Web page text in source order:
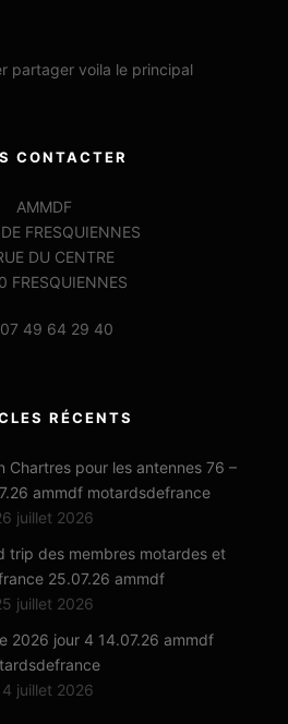
partager voila le principal
CONTACTER
AMMDF
FRESQUIENNES
DU CENTRE
FRESQUIENNES
07 49 64 29 40
RÉCENTS
Chartres pour les antennes 76 –
ammdf motardsdefrance
juillet 2026
trip des membres motardes et
25.07.26 ammdf
juillet 2026
2026 jour 4 14.07.26 ammdf
juillet 2026